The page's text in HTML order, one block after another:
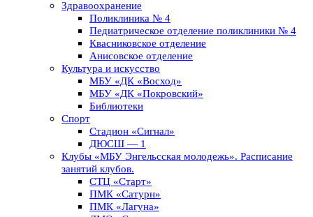
Здравоохранение
Поликлиника № 4
Педиатрическое отделение поликлиники № 4
Квасниковское отделение
Анисовское отделение
Культура и искусство
МБУ «ДК «Восход»
МБУ «ДК «Покровский»
Библиотеки
Спорт
Стадион «Сигнал»
ДЮСШ — 1
Клубы «МБУ Энгельсская молодежь». Расписание
занятий клубов.
СТЦ «Старт»
ПМК «Сатурн»
ПМК «Лагуна»